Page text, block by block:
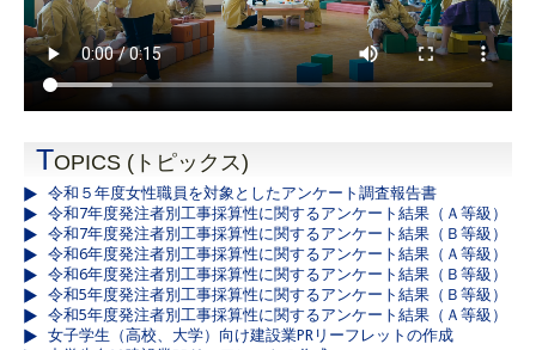
TOPICS (トピックス)
令和５年度女性職員を対象としたアンケート調査報告書
令和7年度発注者別工事採算性に関するアンケート結果（Ａ等級）
令和7年度発注者別工事採算性に関するアンケート結果（Ｂ等級）
令和6年度発注者別工事採算性に関するアンケート結果（Ａ等級）
令和6年度発注者別工事採算性に関するアンケート結果（Ｂ等級）
令和5年度発注者別工事採算性に関するアンケート結果（Ｂ等級）
令和5年度発注者別工事採算性に関するアンケート結果（Ａ等級）
女子学生（高校、大学）向け建設業PRリーフレットの作成